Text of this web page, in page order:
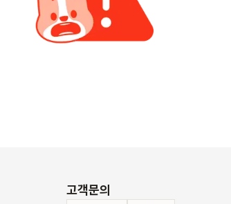
고객문의